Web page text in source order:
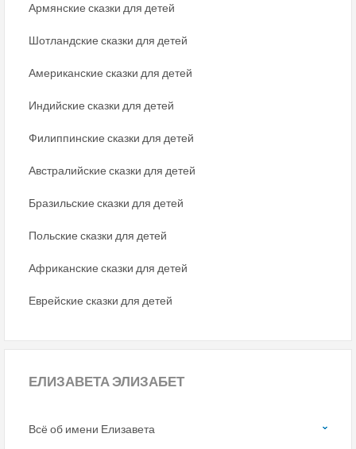
Армянские сказки для детей
Шотландские сказки для детей
Американские сказки для детей
Индийские сказки для детей
Филиппинские сказки для детей
Австралийские сказки для детей
Бразильские сказки для детей
Польские сказки для детей
Африканские сказки для детей
Еврейские сказки для детей
ЕЛИЗАВЕТА ЭЛИЗАБЕТ
Всё об имени Елизавета